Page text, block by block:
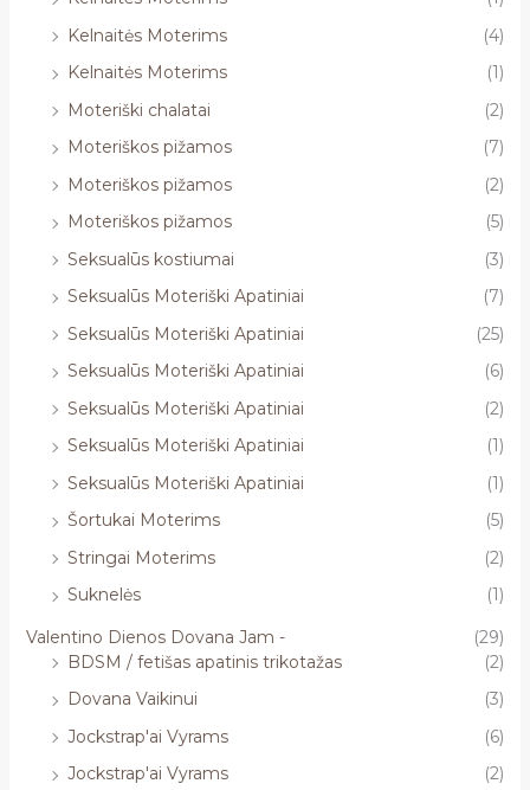
Kelnaitės Moterims
(4)
Kelnaitės Moterims
(1)
Moteriški chalatai
(2)
Moteriškos pižamos
(7)
Moteriškos pižamos
(2)
Moteriškos pižamos
(5)
Seksualūs kostiumai
(3)
Seksualūs Moteriški Apatiniai
(7)
Seksualūs Moteriški Apatiniai
(25)
Seksualūs Moteriški Apatiniai
(6)
Seksualūs Moteriški Apatiniai
(2)
Seksualūs Moteriški Apatiniai
(1)
Seksualūs Moteriški Apatiniai
(1)
Šortukai Moterims
(5)
Stringai Moterims
(2)
Suknelės
(1)
Valentino Dienos Dovana Jam -
(29)
BDSM / fetišas apatinis trikotažas
(2)
Dovana Vaikinui
(3)
Jockstrap'ai Vyrams
(6)
Jockstrap'ai Vyrams
(2)